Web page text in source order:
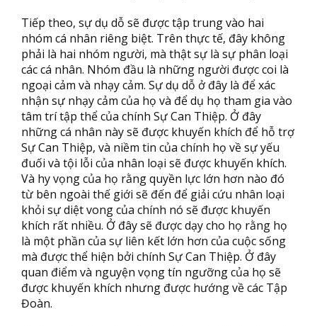
Tiếp theo, sự dụ dỗ sẽ được tập trung vào hai
nhóm cá nhân riêng biệt. Trên thực tế, đây không
phải là hai nhóm người, mà thật sự là sự phân loại
các cá nhân. Nhóm đầu là những người được coi là
ngoại cảm và nhạy cảm. Sự dụ dỗ ở đây là để xác
nhận sự nhạy cảm của họ và để dụ họ tham gia vào
tâm trí tập thể của chính Sự Can Thiệp. Ở đây
những cá nhân này sẽ được khuyến khích để hỗ trợ
Sự Can Thiệp, và niềm tin của chính họ về sự yếu
đuối và tội lỗi của nhân loại sẽ được khuyến khích.
Và hy vọng của họ rằng quyền lực lớn hơn nào đó
từ bên ngoài thế giới sẽ đến để giải cứu nhân loại
khỏi sự diệt vong của chính nó sẽ được khuyến
khích rất nhiều. Ở đây sẽ được dạy cho họ rằng họ
là một phần của sự liên kết lớn hơn của cuộc sống
mà được thể hiện bởi chính Sự Can Thiệp. Ở đây
quan điểm và nguyện vọng tín ngưỡng của họ sẽ
được khuyến khích nhưng được hướng về các Tập
Đoàn.